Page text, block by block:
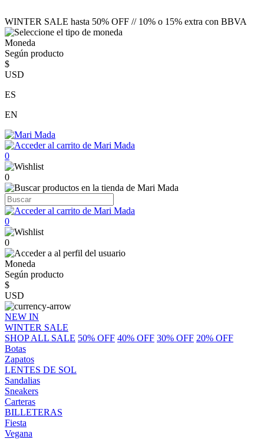
WINTER SALE hasta 50% OFF // 10% o 15% extra con BBVA
Moneda
Según producto
$
USD
ES
EN
0
0
0
0
Moneda
Según producto
$
USD
NEW IN
WINTER SALE
SHOP ALL SALE 50% OFF 40% OFF 30% OFF 20% OFF
Botas
Zapatos
LENTES DE SOL
Sandalias
Sneakers
Carteras
BILLETERAS
Fiesta
Vegana